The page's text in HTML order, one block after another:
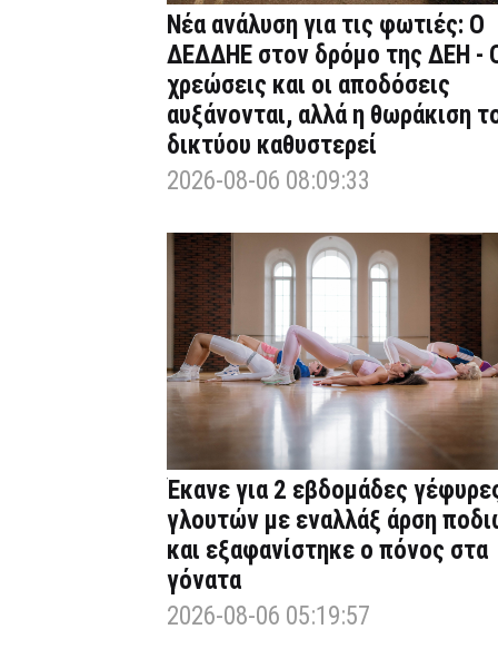
Νέα ανάλυση για τις φωτιές: Ο
ΔΕΔΔΗΕ στον δρόμο της ΔΕΗ -
χρεώσεις και οι αποδόσεις
αυξάνονται, αλλά η θωράκιση
δικτύου καθυστερεί
2026-08-06 08:09:33
Έκανε για 2 εβδομάδες
γλουτών με εναλλάξ άρση
και εξαφανίστηκε ο πόνος στα
γόνατα
2026-08-06 05:19:57